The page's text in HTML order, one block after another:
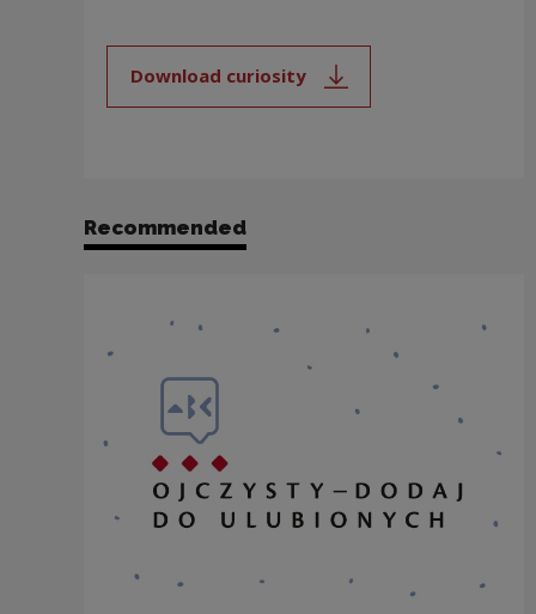
Download curiosity
Note, the link will open in a new
Recommended